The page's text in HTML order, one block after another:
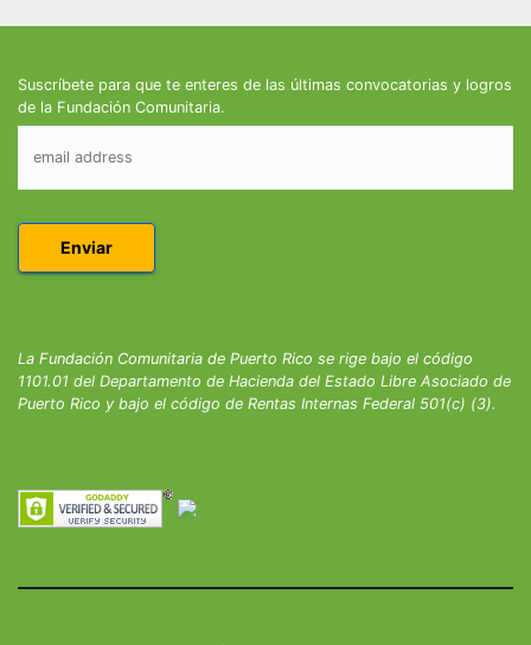
Suscríbete para que te enteres de las últimas convocatorias y logros
de la Fundación Comunitaria.
La Fundación Comunitaria de Puerto Rico se rige bajo el código
1101.01 del Departamento de Hacienda del Estado Libre Asociado de
Puerto Rico y bajo el código de Rentas Internas Federal 501(c) (3).